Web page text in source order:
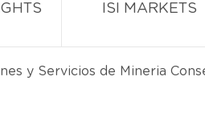
ISI MARKETS
y Servicios de Mineria